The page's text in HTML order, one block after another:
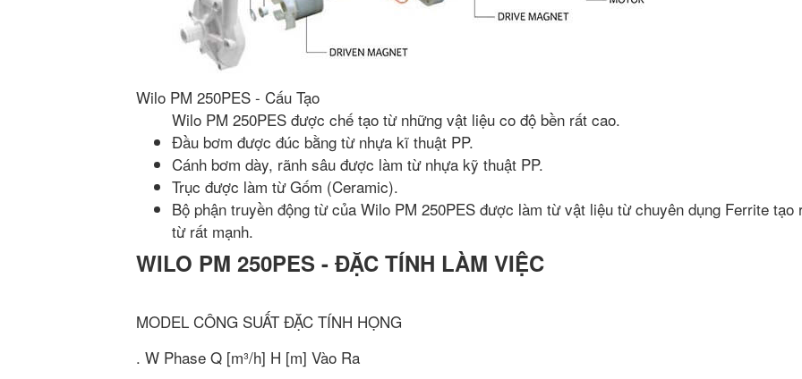
Wilo PM 250PES - Cấu Tạo
Wilo PM 250PES được chế tạo từ những vật liệu co độ bền rất cao.
Đầu bơm được đúc bằng từ nhựa kĩ thuật PP.
Cánh bơm dày, rãnh sâu được làm từ nhựa kỹ thuật PP.
Trục được làm từ Gốm (Ceramic).
Bộ phận truyền động từ của Wilo PM 250PES được làm từ vật liệu từ chuyên dụng Ferrite tạo
từ rất mạnh.
WILO PM 250PES - ĐẶC TÍNH LÀM VIỆC
MODEL CÔNG SUẤT ĐẶC TÍNH HỌNG
. W Phase Q [m³/h] H [m] Vào Ra